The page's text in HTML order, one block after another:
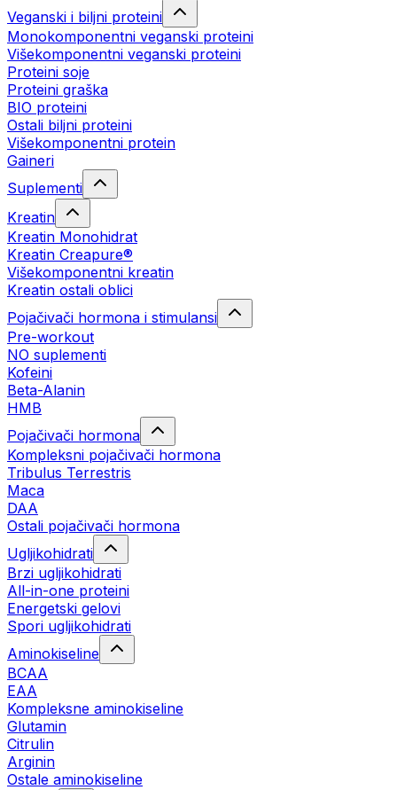
Veganski i biljni proteini
Monokomponentni veganski proteini
Višekomponentni veganski proteini
Proteini soje
Proteini graška
BIO proteini
Ostali biljni proteini
Višekomponentni protein
Gaineri
Suplementi
Kreatin
Kreatin Monohidrat
Kreatin Creapure®
Višekomponentni kreatin
Kreatin ostali oblici
Pojačivači hormona i stimulansi
Pre-workout
NO suplementi
Kofeini
Beta-Alanin
HMB
Pojačivači hormona
Kompleksni pojačivači hormona
Tribulus Terrestris
Maca
DAA
Ostali pojačivači hormona
Ugljikohidrati
Brzi ugljikohidrati
All-in-one proteini
Energetski gelovi
Spori ugljikohidrati
Aminokiseline
BCAA
EAA
Kompleksne aminokiseline
Glutamin
Citrulin
Arginin
Ostale aminokiseline